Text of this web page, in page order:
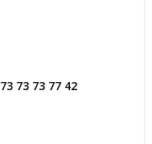
73 73 73 77 42